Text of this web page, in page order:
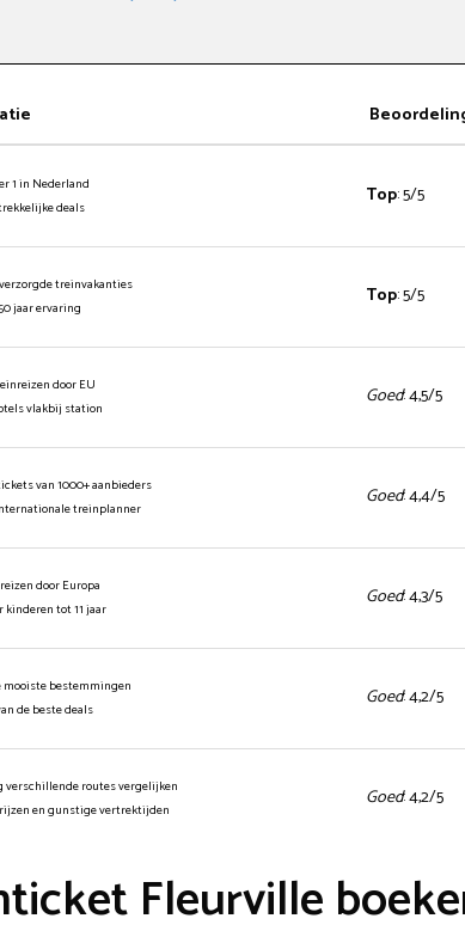
1 in Nederland
deals
Top: 5/5
verzorgde treinvakanties
jaar ervaring
Top: 5/5
door EU
vlakbij station
Goed: 4,5/5
van 1000+ aanbieders
treinplanner
Goed: 4,4/5
reizen door Europa
kinderen tot 11 jaar
Goed: 4,3/5
mooiste bestemmingen
de beste deals
Goed: 4,2/5
verschillende routes vergelijken
en gunstige vertrektijden
Goed: 4,2/5
Fleurville